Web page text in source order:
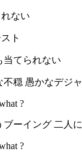
ない
ト
当てられない
不穏 愚かなデジ
?
ーイング 二人
?